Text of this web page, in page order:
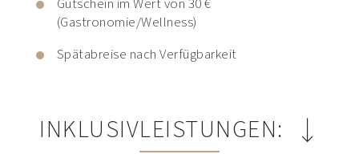
Gutschein im Wert von 30 €
(Gastronomie/Wellness)
Spätabreise nach Verfügbarkeit
INKLUSIVLEISTUNGEN: